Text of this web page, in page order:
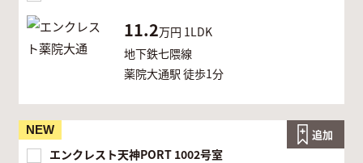
11.2万円 1LDK
地下鉄七隈線
薬院大通駅 徒歩1分
NEW
エンクレスト天神PORT 1002号室
追加